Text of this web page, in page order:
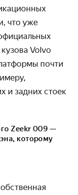
что уже
Volvo
почти
и задних стоек
Zeekr 009 —
которому